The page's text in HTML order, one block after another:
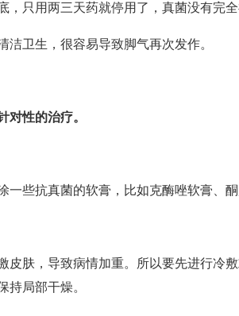
只用两三天药就停用了，真菌没有完全
卫生，很容易导致脚气再次发作。
对性的治疗。
些抗真菌的软膏，比如克酶唑软膏、酮
肤，导致病情加重。所以要先进行冷
持局部干燥。